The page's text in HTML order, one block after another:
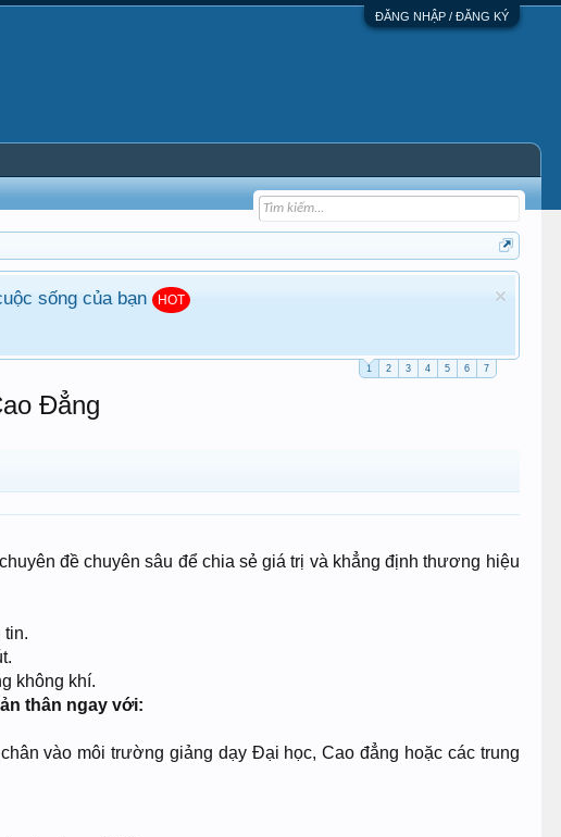
ĐĂNG NHẬP / ĐĂNG KÝ
sống của bạn HOT
1 2 3 4 5 6 7
Đẳng
đề chuyên sâu để chia sẻ giá trị và khẳng định thương hiệu
tin.
không khí.
thân ngay với:
vào môi trường giảng dạy Đại học, Cao đẳng hoặc các trung